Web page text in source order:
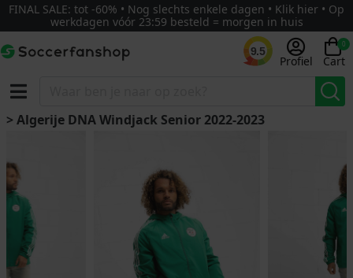
FINAL SALE: tot -60% • Nog slechts enkele dagen • Klik hier • Op
werkdagen vóór 23:59 besteld = morgen in huis
9.5
Profiel
0
Cart
> Algerije DNA Windjack Senior 2022-2023